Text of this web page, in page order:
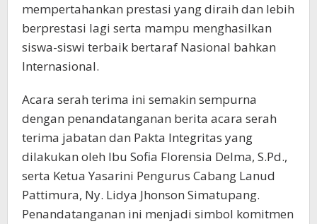
mempertahankan prestasi yang diraih dan lebih
berprestasi lagi serta mampu menghasilkan
siswa-siswi terbaik bertaraf Nasional bahkan
Internasional.
Acara serah terima ini semakin sempurna
dengan penandatanganan berita acara serah
terima jabatan dan Pakta Integritas yang
dilakukan oleh Ibu Sofia Florensia Delma, S.Pd.,
serta Ketua Yasarini Pengurus Cabang Lanud
Pattimura, Ny. Lidya Jhonson Simatupang.
Penandatanganan ini menjadi simbol komitmen